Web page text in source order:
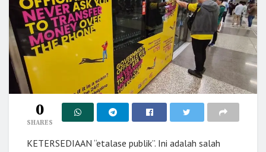
0
SHARES
KETERSEDIAAN “etalase publik”. Ini adalah salah